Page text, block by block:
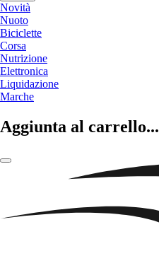
Novità
Nuoto
Biciclette
Corsa
Nutrizione
Elettronica
Liquidazione
Marche
Aggiunta al carrello...